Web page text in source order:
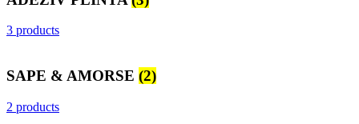
3 products
SAPE & AMORSE (2)
2 products